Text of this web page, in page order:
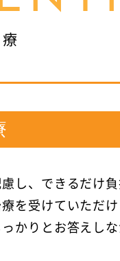
し、できるだけ
を受けていただ
かりとお答えし